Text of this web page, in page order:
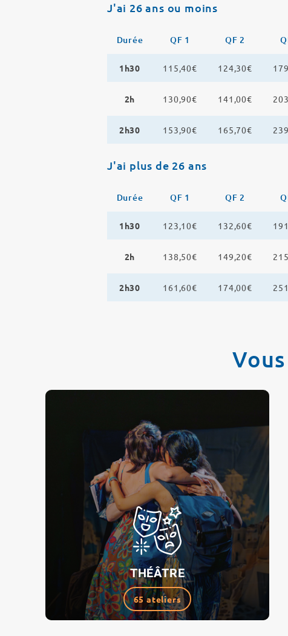
J'ai 26 ans ou moins
Durée QF 1 QF 2
1h30 115,40€ 124,30€
2h 130,90€ 141,00€
2h30 153,90€ 165,70€
J'ai plus de 26 ans
Durée QF 1 QF 2
1h30 123,10€ 132,60€
2h 138,50€ 149,20€
2h30 161,60€ 174,00€
THÉÂTRE
65 ateliers